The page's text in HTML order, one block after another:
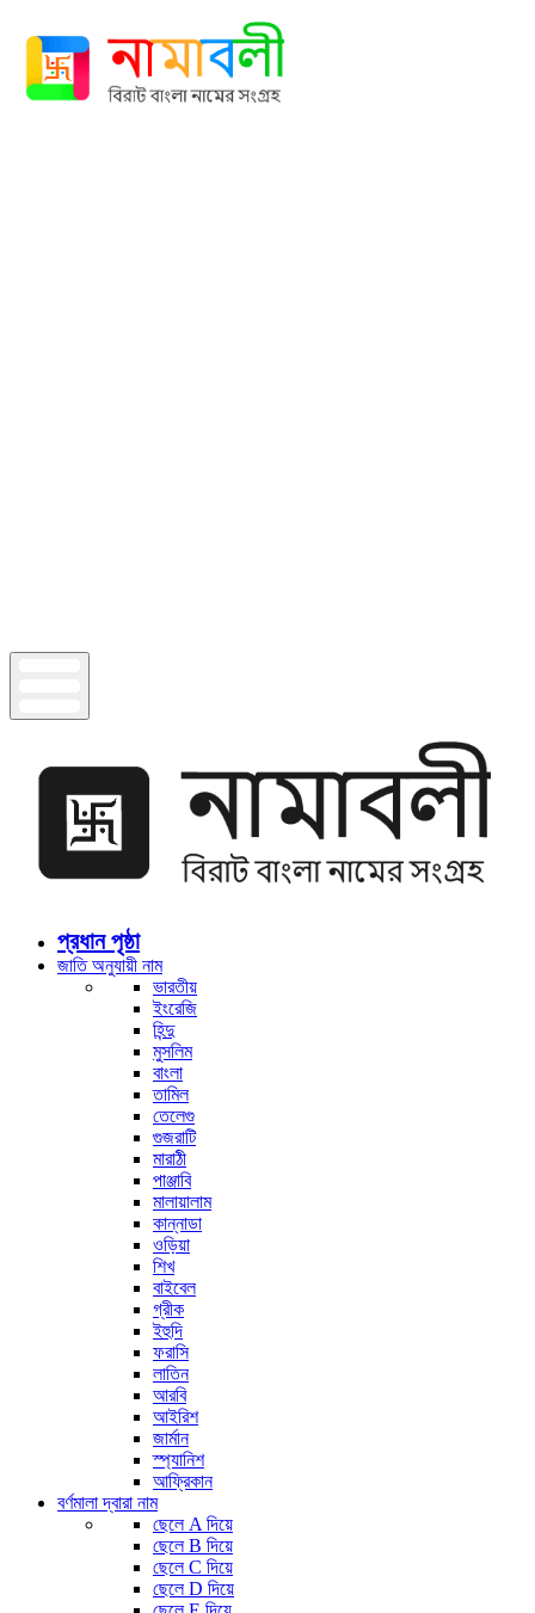
প্রধান পৃষ্ঠা
জাতি অনুযায়ী নাম
ভারতীয়
ইংরেজি
হিন্দু
মুসলিম
বাংলা
তামিল
তেলেগু
গুজরাটি
মারাঠী
পাঞ্জাবি
মালায়ালাম
কান্নাডা
ওড়িয়া
শিখ
বাইবেল
গ্রীক
ইহুদি
ফরাসি
লাতিন
আরবি
আইরিশ
জার্মান
স্প্যানিশ
আফ্রিকান
বর্ণমালা দ্বারা নাম
ছেলে A দিয়ে
ছেলে B দিয়ে
ছেলে C দিয়ে
ছেলে D দিয়ে